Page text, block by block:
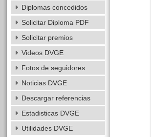
Diplomas concedidos
Solicitar Diploma PDF
Solicitar premios
Videos DVGE
Fotos de seguidores
Noticias DVGE
Descargar referencias
Estadisticas DVGE
Utilidades DVGE